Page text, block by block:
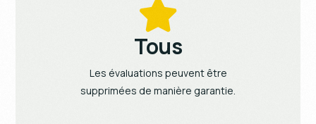
Tous
Les évaluations peuvent être
supprimées de manière garantie.